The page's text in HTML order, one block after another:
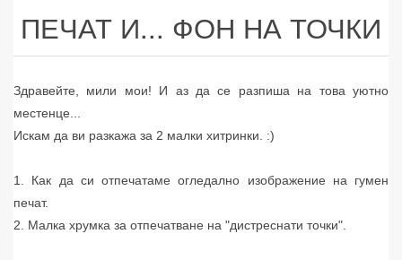
ПЕЧАТ И... ФОН НА ТОЧКИ
Здравейте, мили мои! И аз да се разпиша на това уютно
местенце...
Искам да ви разкажа за 2 малки хитринки. :)
1. Как да си отпечатаме огледално изображение на гумен
печат.
2. Малка хрумка за отпечатване на "дистреснати точки".